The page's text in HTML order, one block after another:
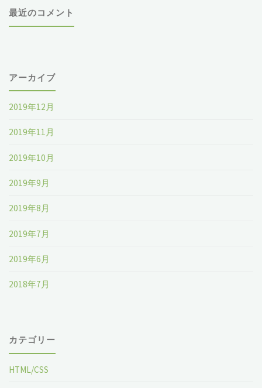
最近のコメント
アーカイブ
2019年12月
2019年11月
2019年10月
2019年9月
2019年8月
2019年7月
2019年6月
2018年7月
カテゴリー
HTML/CSS